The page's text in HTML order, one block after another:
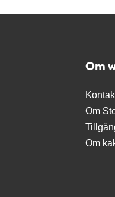
Om
Om
Om